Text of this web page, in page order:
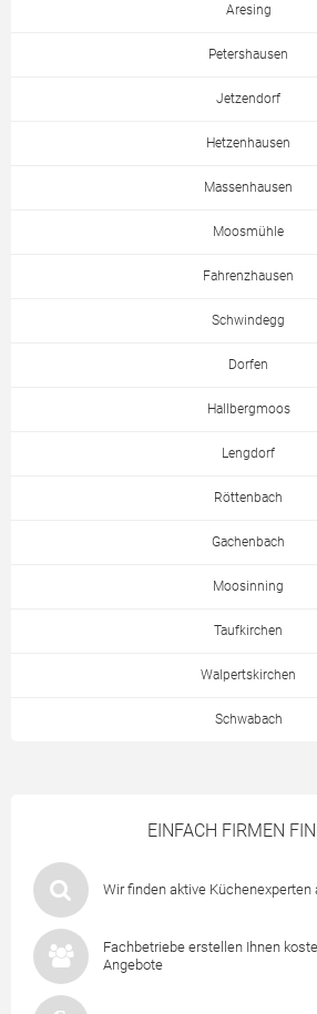
EINFACH FIRMEN
Wir finden aktive Küchenexperten
Fachbetriebe erstellen Ihnen
Angebote
Aresing
Petershausen
Jetzendorf
Hetzenhausen
Massenhausen
Moosmühle
Fahrenzhausen
Schwindegg
Dorfen
Hallbergmoos
Lengdorf
Röttenbach
Gachenbach
Moosinning
Taufkirchen
Walpertskirchen
Schwabach